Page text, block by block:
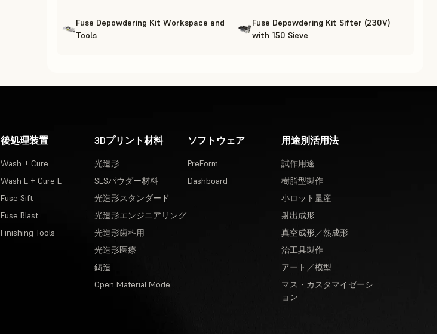
Fuse Depowdering Kit Workspace and
Tools
Fuse Depowdering Kit Sifter (230V)
with 150 Sieve
後処理装置
Wash + Cure
Wash L + Cure L
Fuse Sift
Fuse Blast
Finishing Tools
3Dプリント材料
光造形
SLSパウダー材料
光造形スタンダード
光造形エンジニアリング
光造形歯科用
光造形医療
鋳造
Open Material Mode
ソフトウェア
PreForm
Dashboard
用途別活用法
試作用途
樹脂型製作
小ロット量産
射出成形
真空成形／熱成形
治工具製作
アート／模型
マス・カスタマイゼーシ
ョン